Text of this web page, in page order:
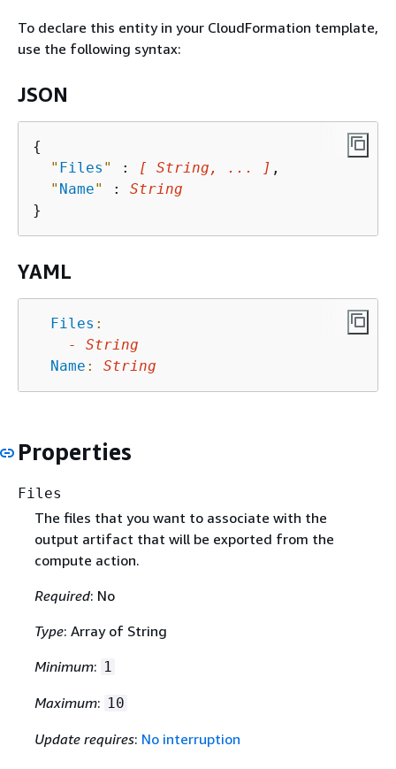
To declare this entity in your CloudFormation template,
use the following syntax:
JSON
{
" Files " : [ String, ... ] ,
" Name" : String
YAML
Files :
-
String
Name : String
Properties
Files
The files that you want to associate with the
output artifact that will be exported from the
compute action.
Required: No
Type: Array of String
Minimum: 1
Maximum: 10
Update requires: No interruption